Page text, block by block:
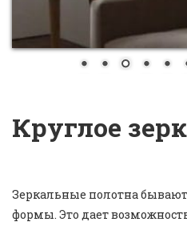
Круглое
Зеркальные полотна
формы. Это дает